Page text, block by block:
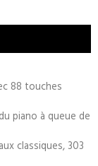
88 touches
piano à queue de
classiques, 303